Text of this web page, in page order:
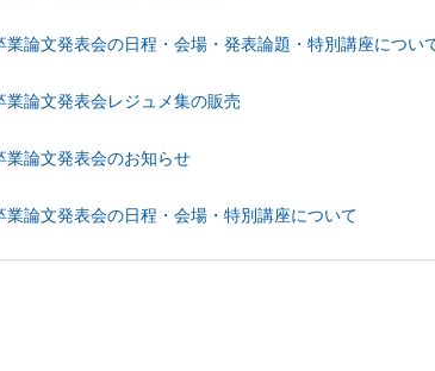
業論文発表会の日程・会場・発表論題・特別講座につい
業論文発表会レジュメ集の販売
業論文発表会のお知らせ
業論文発表会の日程・会場・特別講座について